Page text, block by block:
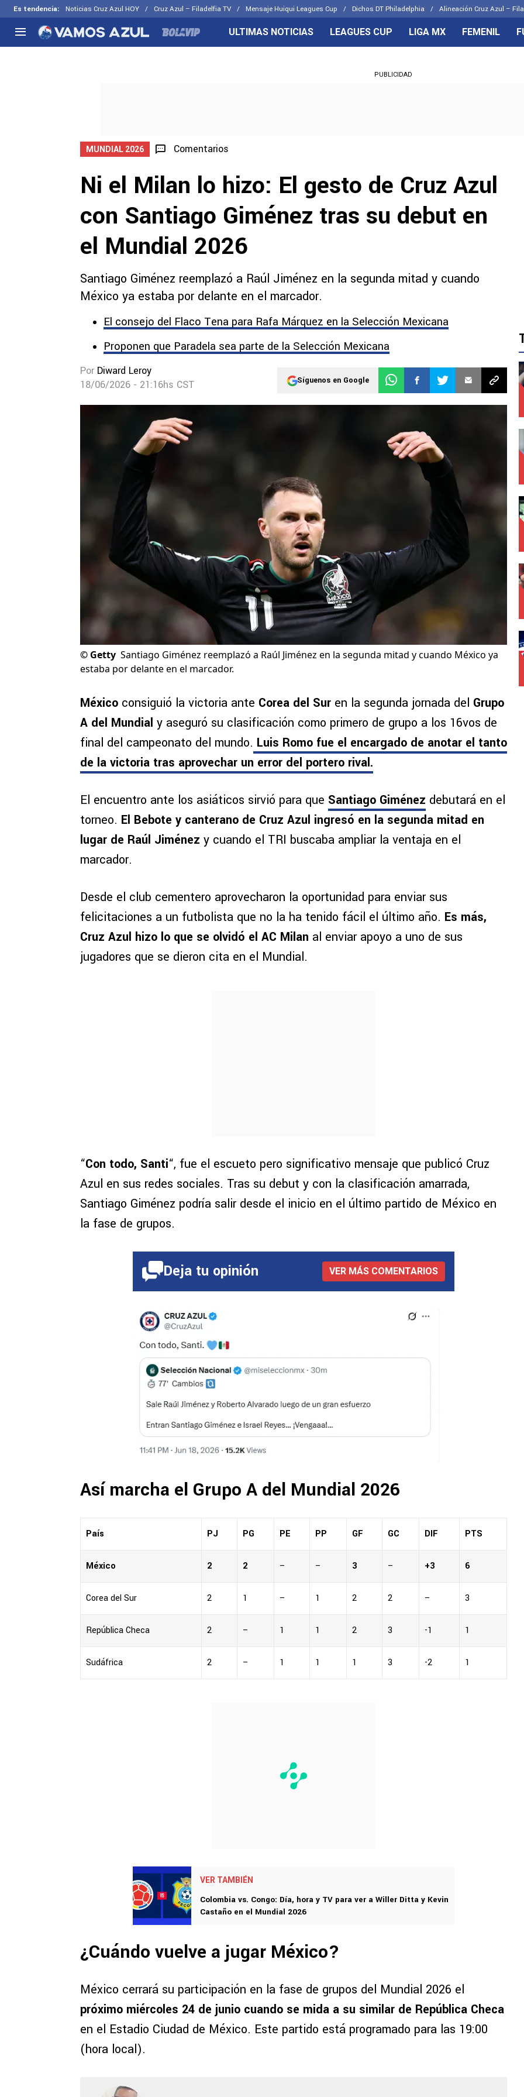
Es tendencia: Noticias Cruz Azul HOY Cruz Azul – Filadelfia TV Mensaje Huiqui Leagues Cup Dichos DT Philadelphia Alineación Cruz Azul –
Selección Mexicana
CELESTES
ULTIMAS NOTICIAS LEAGUES CUP LIGA MX FEMENIL
PUBLICIDAD
MUNDIAL 2026 Comentarios
Ni el Milan lo hizo: El gesto de Cruz Azul
con Santiago Giménez tras su debut en
el Mundial 2026
Santiago Giménez reemplazó a Raúl Jiménez en la segunda mitad y cuando
México ya estaba por delante en el marcador.
El consejo del Flaco Tena para Rafa Márquez en la Selección Mexicana
Proponen que Paradela sea parte de la Selección Mexicana
Por Diward Leroy
18/06/2026 - 21:16hs CST
Síguenos en Google
© Getty Santiago Giménez reemplazó a Raúl Jiménez en la segunda mitad y cuando México ya
estaba por delante en el marcador.
México consiguió la victoria ante Corea del Sur en la segunda jornada del Grupo
A del Mundial y aseguró su clasificación como primero de grupo a los 16vos de
final del campeonato del mundo. Luis Romo fue el encargado de anotar el tanto
de la victoria tras aprovechar un error del portero rival.
El encuentro ante los asiáticos sirvió para que Santiago Giménez debutará en el
torneo. El Bebote y canterano de Cruz Azul ingresó en la segunda mitad en
lugar de Raúl Jiménez y cuando el TRI buscaba ampliar la ventaja en el
marcador.
Desde el club cementero aprovecharon la oportunidad para enviar sus
felicitaciones a un futbolista que no la ha tenido fácil el último año. Es más,
Cruz Azul hizo lo que se olvidó el AC Milan al enviar apoyo a uno de sus
jugadores que se dieron cita en el Mundial.
“Con todo, Santi“, fue el escueto pero significativo mensaje que publicó Cruz
Azul en sus redes sociales. Tras su debut y con la clasificación amarrada,
Santiago Giménez podría salir desde el inicio en el último partido de México en
la fase de grupos.
Deja tu opinión VER MÁS COMENTARIOS
Así marcha el Grupo A del Mundial 2026
País PJ PG PE PP GF GC DIF PTS
México 2 2 – – 3 – +3 6
Corea del Sur 2 1 – 1 2 2 – 3
República Checa 2 – 1 1 2 3 -1 1
Sudáfrica 2 – 1 1 1 3 -2 1
VER TAMBIÉN
Colombia vs. Congo: Día, hora y TV para ver a Willer Ditta y Kevin
Castaño en el Mundial 2026
¿Cuándo vuelve a jugar México?
México cerrará su participación en la fase de grupos del Mundial 2026 el
próximo miércoles 24 de junio cuando se mida a su similar de República Checa
en el Estadio Ciudad de México. Este partido está programado para las 19:00
(hora local).